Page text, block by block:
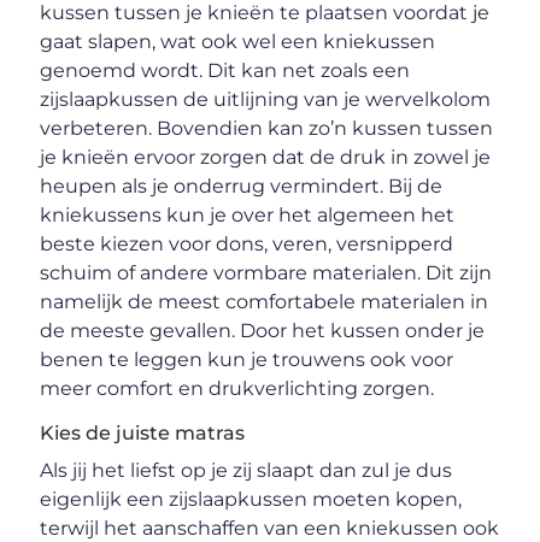
kussen tussen je knieën te plaatsen voordat je
gaat slapen, wat ook wel een kniekussen
genoemd wordt. Dit kan net zoals een
zijslaapkussen de uitlijning van je wervelkolom
verbeteren. Bovendien kan zo’n kussen tussen
je knieën ervoor zorgen dat de druk in zowel je
heupen als je onderrug vermindert. Bij de
kniekussens kun je over het algemeen het
beste kiezen voor dons, veren, versnipperd
schuim of andere vormbare materialen. Dit zijn
namelijk de meest comfortabele materialen in
de meeste gevallen. Door het kussen onder je
benen te leggen kun je trouwens ook voor
meer comfort en drukverlichting zorgen.
Kies de juiste matras
Als jij het liefst op je zij slaapt dan zul je dus
eigenlijk een zijslaapkussen moeten kopen,
terwijl het aanschaffen van een kniekussen ook